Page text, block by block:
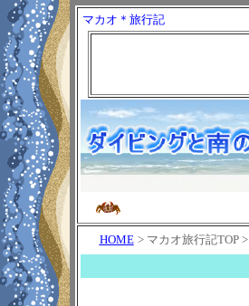
マカオ＊旅行記
HOME > マカオ旅行記TOP >